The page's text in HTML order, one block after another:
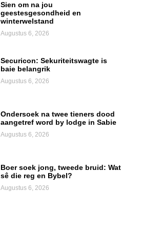
Sien om na jou
geestesgesondheid en
winterwelstand
Augustus 6, 2026
Securicon: Sekuriteitswagte is
baie belangrik
Augustus 6, 2026
Ondersoek na twee tieners dood
aangetref word by lodge in Sabie
Augustus 6, 2026
Boer soek jong, tweede bruid: Wat
sê die reg en Bybel?
Augustus 6, 2026